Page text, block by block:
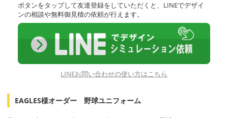
ボタンをタップして友達登録をしていただくと、LINEでデザイ
ンの相談や無料御見積の依頼が行えます。
LINEお問い合わせの使い方はこちら
EAGLES様オーダー 野球ユニフォーム